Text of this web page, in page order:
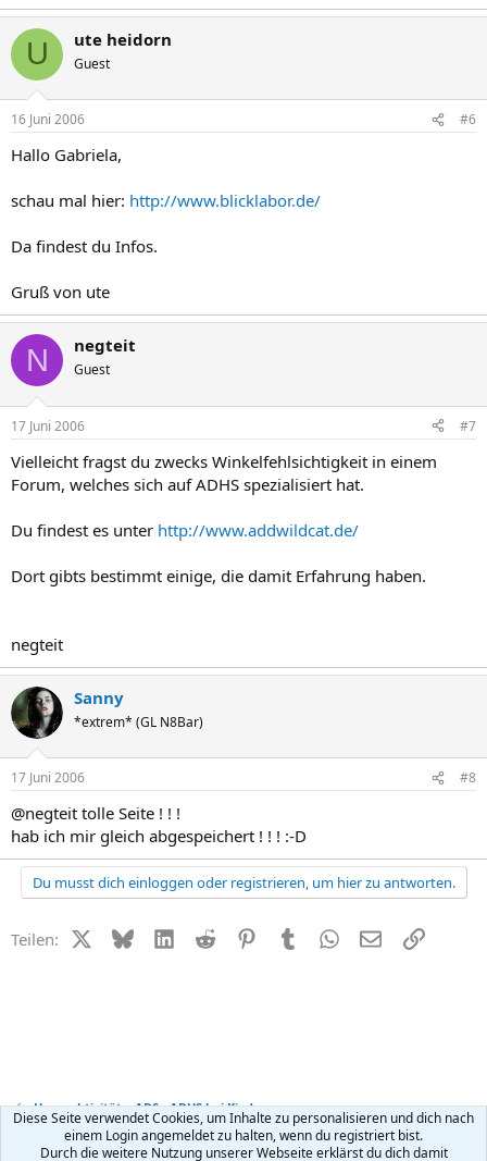
U ute heidorn
Guest
16 Juni 2006 #6
Hallo Gabriela,
schau mal hier: http://www.blicklabor.de/
Da findest du Infos.
Gruß von ute
N negteit
Guest
17 Juni 2006 #7
Vielleicht fragst du zwecks Winkelfehlsichtigkeit in einem
Forum, welches sich auf ADHS spezialisiert hat.
Du findest es unter http://www.addwildcat.de/
Dort gibts bestimmt einige, die damit Erfahrung haben.
negteit
Sanny
*extrem* (GL N8Bar)
17 Juni 2006 #8
@negteit tolle Seite ! ! !
hab ich mir gleich abgespeichert ! ! ! :-D
Du musst dich einloggen oder registrieren, um hier zu antworten.
Teilen: X (Twitter)
BlueskyLinkedIn
Reddit PinterestTumblr WhatsApp
E-MailLink
Hyperaktivität + ADS - ADHS bei Kindern
Kontakt Nutzungsbedingungen Datenschutz Hilfe R
Diese Seite verwendet Cookies, um Inhalte zu personalisieren und dich nach
einem Login angemeldet zu halten, wenn du registriert bist.
Durch die weitere Nutzung unserer Webseite erklärst du dich damit